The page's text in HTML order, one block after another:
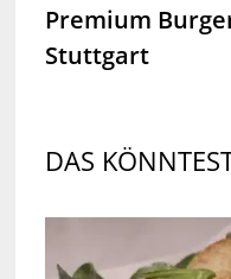
Premium
Stuttgart
DAS